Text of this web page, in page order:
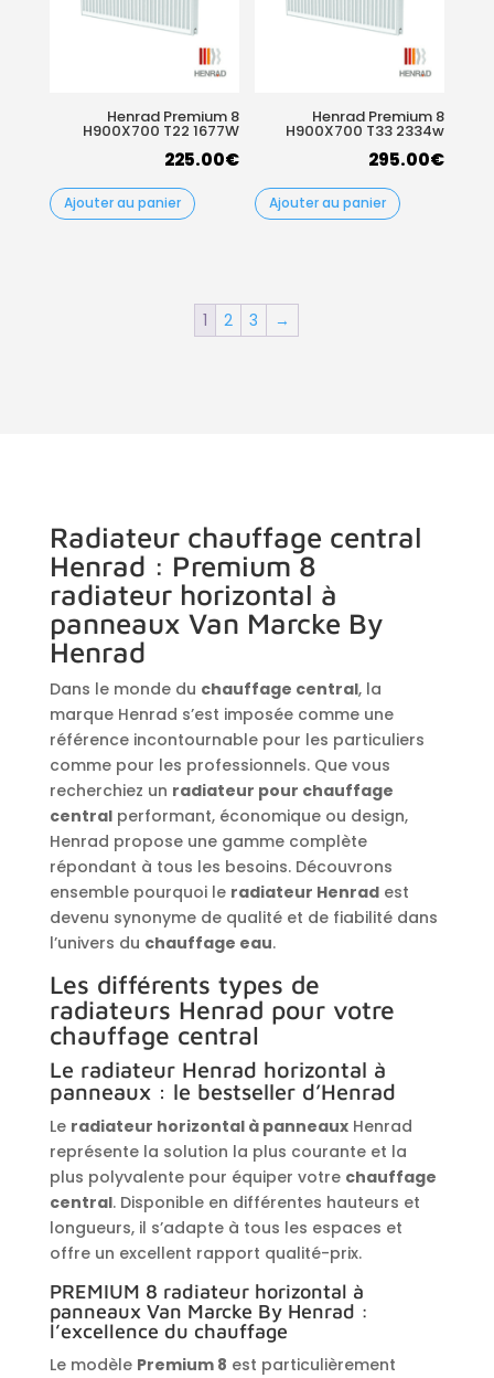
Henrad Premium 8
H900X700 T22 1677W
225.00€
Ajouter au panier
Henrad Premium 8
H900X700 T33 2334w
295.00€
Ajouter au panier
1 2 3 →
Radiateur chauffage central
Henrad : Premium 8
radiateur horizontal à
panneaux Van Marcke By
Henrad
Dans le monde du chauffage central, la
marque Henrad s’est imposée comme une
référence incontournable pour les particuliers
comme pour les professionnels. Que vous
recherchiez un radiateur pour chauffage
centralperformant, économique ou design,
Henrad propose une gamme complète
répondant à tous les besoins. Découvrons
ensemble pourquoi le radiateur Henradest
devenu synonyme de qualité et de fiabilité dans
l’univers du chauffage eau.
Les différents types de
radiateurs Henrad pour votre
chauffage central
Le radiateur Henrad horizontal à
panneaux : le bestseller d’Henrad
Le radiateur horizontal à panneauxHenrad
représente la solution la plus courante et la
plus polyvalente pour équiper votre chauffage
central. Disponible en différentes hauteurs et
longueurs, il s’adapte à tous les espaces et
offre un excellent rapport qualité-prix.
PREMIUM 8 radiateur horizontal à
panneaux Van Marcke By Henrad :
l’excellence du chauffage
Le modèle Premium 8 est particulièrement